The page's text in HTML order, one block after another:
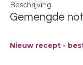
Beschrijving
Gemengde
Nieuw recept -